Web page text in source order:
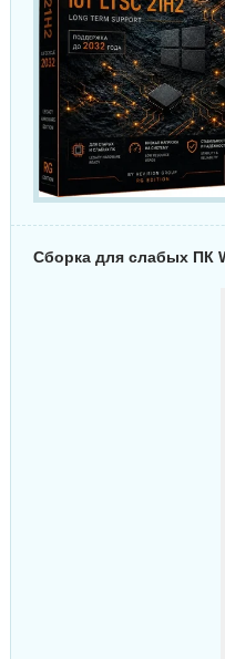
Сборка для слабых ПК